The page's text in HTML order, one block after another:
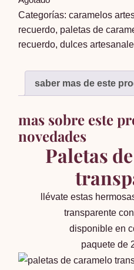
Categorías:caramelos
recuerdo, paletas de
recuerdo,dulces
saber mas de este
mas sobre este
novedades
Paletas
llévate estas
transparente
disponible en
paquete de